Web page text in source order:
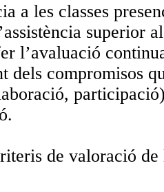
a les classes
superior
l’avaluació
dels compromisos
de valoració